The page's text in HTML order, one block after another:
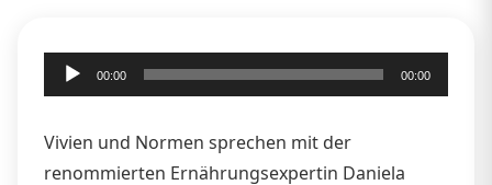
Audio-
Player
00:00 00:00
Vivien und Normen sprechen mit der
renommierten Ernährungsexpertin Daniela